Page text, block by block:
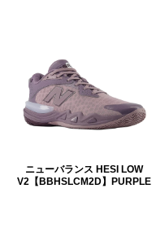
ニューバランス HESI LOW
V2【BBHSLCM2D】PURPLE